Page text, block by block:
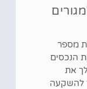
מספר
הנכסים
את
להשקעה